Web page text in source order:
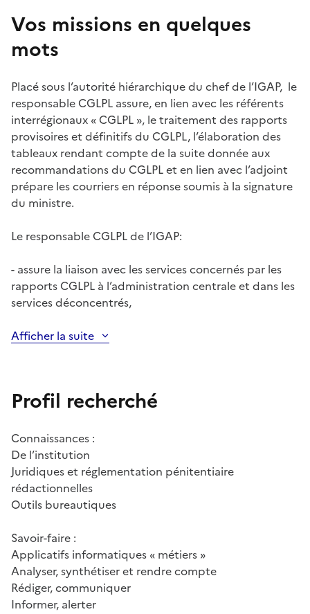
Vos missions en quelques
mots
Placé sous l’autorité hiérarchique du chef de l’IGAP, le
responsable CGLPL assure, en lien avec les référents
interrégionaux « CGLPL », le traitement des rapports
provisoires et définitifs du CGLPL, l’élaboration des
tableaux rendant compte de la suite donnée aux
recommandations du CGLPL et en lien avec l’adjoint
prépare les courriers en réponse soumis à la signature
du ministre.
Le responsable CGLPL de l’IGAP:
- assure la liaison avec les services concernés par les
rapports CGLPL à l’administration centrale et dans les
services déconcentrés,
Afficher la suite
Profil recherché
Connaissances :
De l’institution
Juridiques et réglementation pénitentiaire
rédactionnelles
Outils bureautiques
Savoir-faire :
Applicatifs informatiques « métiers »
Analyser, synthétiser et rendre compte
Rédiger, communiquer
Informer, alerter